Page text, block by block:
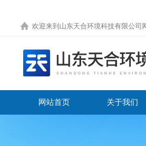
欢迎来到 山东天合环境科技有限公司
网站首页 关于我们